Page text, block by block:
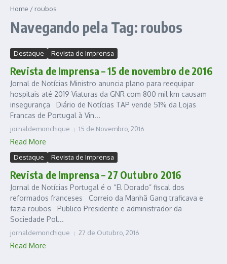
Home / roubos
Navegando pela Tag: roubos
Destaque Revista de Imprensa
Revista de Imprensa – 15 de novembro de 2016
Jornal de Notícias Ministro anuncia plano para reequipar
hospitais até 2019 Viaturas da GNR com 800 mil km causam
insegurança Diário de Notícias TAP vende 51% da Lojas
Francas de Portugal à Vin...
jornaldemonchique 15 de Novembro, 2016
Read More
Destaque Revista de Imprensa
Revista de Imprensa – 27 Outubro 2016
Jornal de Notícias Portugal é o “El Dorado” fiscal dos
reformados franceses Correio da Manhã Gang traficava e
fazia roubos Publico Presidente e administrador da
Sociedade Pol...
jornaldemonchique 27 de Outubro, 2016
Read More